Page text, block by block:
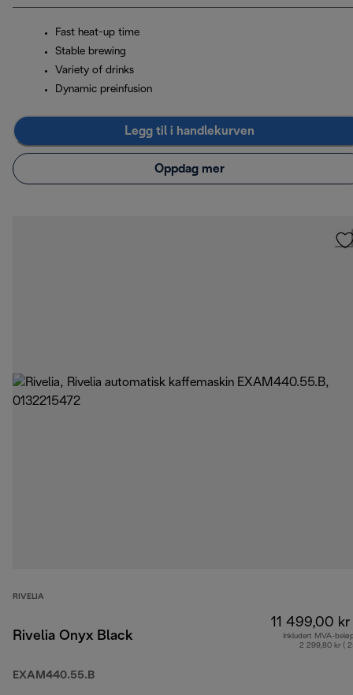
Fast heat-up time
Stable brewing
Variety of drinks
Dynamic preinfusion
Legg til i handlekurven
Oppdag mer
RIVELIA
Rivelia Onyx Black
EXAM440.55.B
11 499,00 kr
Inkludert MVA-
2 299,80 kr (